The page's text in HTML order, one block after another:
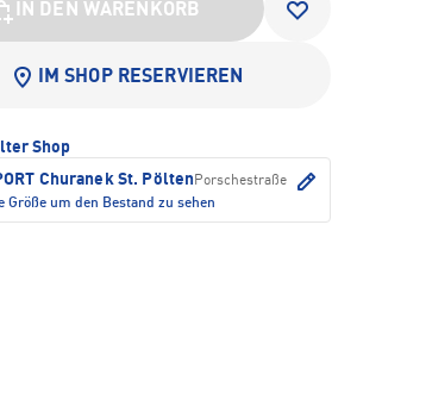
IN DEN WARENKORB
IM SHOP RESERVIEREN
Shop
Churanek St. PöltenPorschestraße
Größe um den Bestand zu sehen